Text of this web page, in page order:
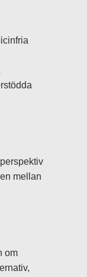
mellan
om